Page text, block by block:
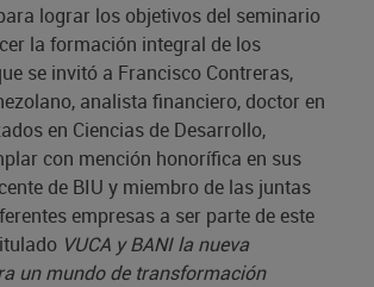
lograr los objetivos del seminario
la formación integral de los
se invitó a Francisco Contreras,
analista financiero, doctor en
en Ciencias de Desarrollo,
con mención honorífica en sus
de BIU y miembro de las juntas
empresas a ser parte de este
VUCA y BANI la nueva
un mundo de transformación